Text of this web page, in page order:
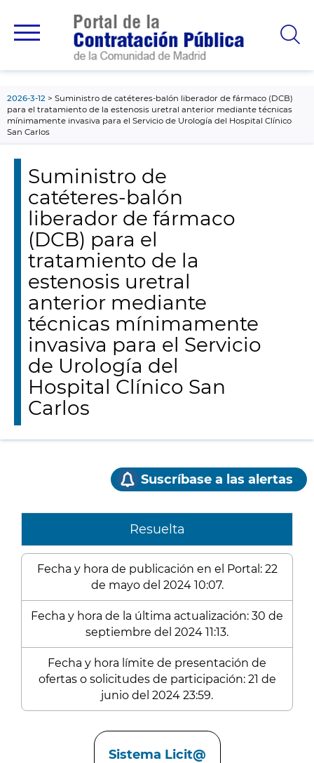
principal
2026-3-12
Suministro de catéteres-balón liberador de fármaco (DCB)
para el tratamiento de la estenosis uretral anterior mediante técnicas
mínimamente invasiva para el Servicio de Urología del Hospital Clínico
San Carlos
Suministro de
catéteres-balón
liberador de fármaco
(DCB) para el
tratamiento de la
estenosis uretral
anterior mediante
técnicas mínimamente
invasiva para el Servicio
de Urología del
Hospital Clínico San
Carlos
Suscríbase a las alertas
Resuelta
Fecha y hora de publicación en el Portal: 22
de mayo del 2024 10:07.
Fecha y hora de la última actualización: 30 de
septiembre del 2024 11:13.
Fecha y hora límite de presentación de
ofertas o solicitudes de participación: 21 de
junio del 2024 23:59.
Sistema Licit@